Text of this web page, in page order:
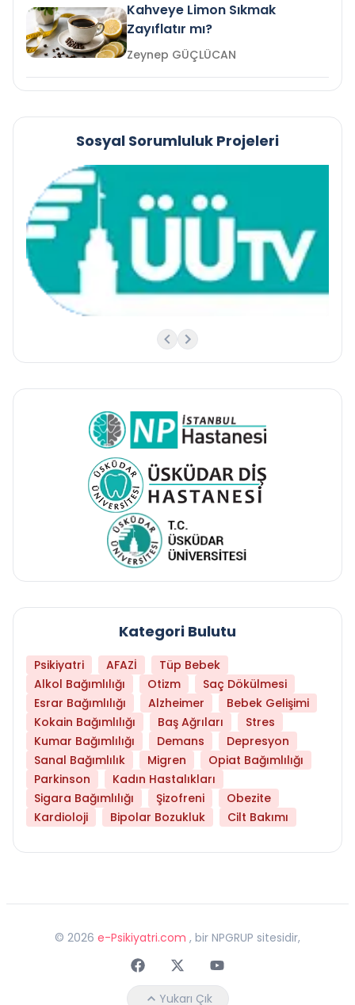
Kahveye Limon Sıkmak
Zayıflatır mı?
Zeynep GÜÇLÜCAN
Sosyal Sorumluluk Projeleri
Kategori Bulutu
Psikiyatri AFAZİ
Tüp Bebek
Alkol Bağımlılığı
Otizm
Saç Dökülmesi
Esrar Bağımlılığı
Alzheimer
Bebek Gelişimi
Kokain Bağımlılığı
Baş Ağrıları
Stres
Kumar Bağımlılığı
Demans
Depresyon
Sanal Bağımlılık
Migren
Opiat Bağımlılığı
Parkinson
Kadın Hastalıkları
Sigara Bağımlılığı
Şizofreni
Obezite
Kardioloji
Bipolar Bozukluk Cilt Bakımı
© 2026 e-Psikiyatri.com , bir NPGRUP sitesidir,
FaceebokTwitterYoutube
Yukarı Çık